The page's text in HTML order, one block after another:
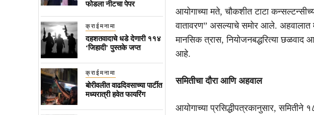
फोडला नीटचा पेपर
क्राईमनामा
दहशतवादाचे धडे देणारी ११४
‘जिहादी’ पुस्तके जप्त
क्राईमनामा
बोरीवलीत वाढदिवसाच्या पार्टीत
मध्यरात्री हवेत फायरिंग
आयोगाच्या मते, चौकशीत टाटा
वातावरण” असल्याचे समोर आले. अहवालात
मानसिक त्रास, नियोजनबद्धरित्या छळवाद
आहे.
समितीचा दौरा आणि अहवाल
आयोगाच्या प्रसिद्धीपत्रकानुसार,